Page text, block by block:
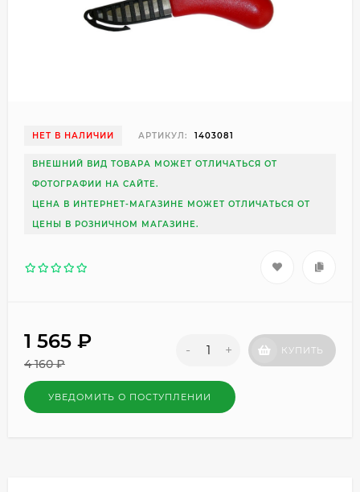
НЕТ В НАЛИЧИИ АРТИКУЛ: 1403081
ВНЕШНИЙ ВИД ТОВАРА МОЖЕТ ОТЛИЧАТЬСЯ ОТ
ФОТОГРАФИИ НА САЙТЕ.
ЦЕНА В ИНТЕРНЕТ-МАГАЗИНЕ МОЖЕТ ОТЛИЧАТЬСЯ ОТ
ЦЕНЫ В РОЗНИЧНОМ МАГАЗИНЕ.
1 565 ₽
4 160₽
- + КУПИТЬ
УВЕДОМИТЬ О ПОСТУПЛЕНИИ